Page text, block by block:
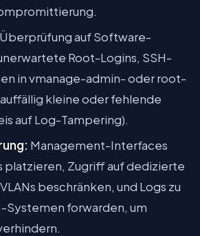
Überprüfung auf Software-
Root-Logins, SSH-
in vmanage-admin- oder root-
kleine oder fehlende
auf Log-Tampering).
Management-Interfaces
platzieren, Zugriff auf dedizierte
beschränken, und Logs zu
Systemen forwarden, um